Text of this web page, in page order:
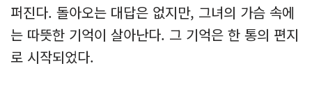
퍼진다. 돌아오는 대답은 없지만, 그녀의 가슴 속에
는 따뜻한 기억이 살아난다. 그 기억은 한 통의 편지
로 시작되었다.